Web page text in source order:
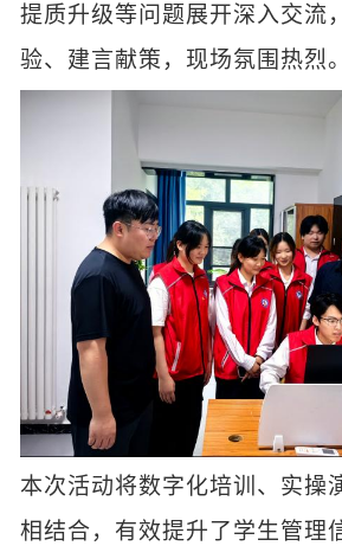
提质升级等问题展开深入交流
验、建言献策，现场氛围热烈。
本次活动将数字化培训、实操
相结合，有效提升了学生管理